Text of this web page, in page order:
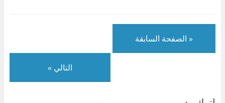
« الصفحة السابقة
التالي »